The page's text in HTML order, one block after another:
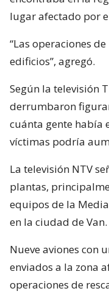
lugar afectado por
“Las operaciones
edificios”, agregó.
Según la televisión
derrumbaron
cuánta gente había
víctimas podría
La televisión NTV
plantas,
equipos de la
en la ciudad de Van.
Nueve aviones con
enviados a la zona
operaciones de